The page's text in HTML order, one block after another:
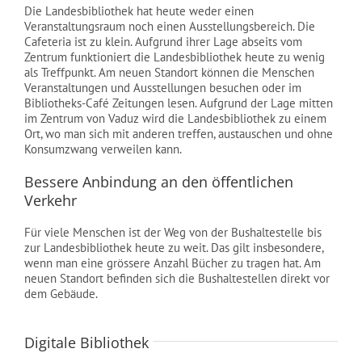
Die Landesbibliothek hat heute weder einen
Veranstaltungsraum noch einen Ausstellungsbereich. Die
Cafeteria ist zu klein. Aufgrund ihrer Lage abseits vom
Zentrum funktioniert die Landesbibliothek heute zu wenig
als Treffpunkt. Am neuen Standort können die Menschen
Veranstaltungen und Ausstellungen besuchen oder im
Bibliotheks-Café Zeitungen lesen. Aufgrund der Lage mitten
im Zentrum von Vaduz wird die Landesbibliothek zu einem
Ort, wo man sich mit anderen treffen, austauschen und ohne
Konsumzwang verweilen kann.
Bessere Anbindung an den öffentlichen
Verkehr
Für viele Menschen ist der Weg von der Bushaltestelle bis
zur Landesbibliothek heute zu weit. Das gilt insbesondere,
wenn man eine grössere Anzahl Bücher zu tragen hat. Am
neuen Standort befinden sich die Bushaltestellen direkt vor
dem Gebäude.
Digitale Bibliothek